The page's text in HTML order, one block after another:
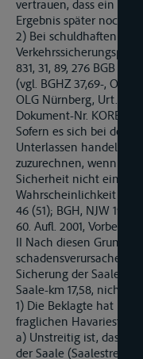
vertrauen, dass ein bei
Ergebnis später noch
2) Bei schuldhaften
831, 31, 89, 276 BGB für
(vgl. BGHZ 37,69-, OLG
OLG Nürnberg, Urt. vom
Dokument-Nr.
Sofern es sich bei dem
Unterlassen handelt, ist
zuzurechnen, wenn er
Sicherheit nicht
Wahrscheinlichkeit des
46 (51); BGH, NJW
60. Aufl. 2001, Vorbem v
II Nach diesen
Sicherung der Saale-
Saale-km 17,58, nicht
1) Die Beklagte hat ihre
fraglichen Havariestelle
a) Unstreitig ist, dass
der Saale (Saalestrecke